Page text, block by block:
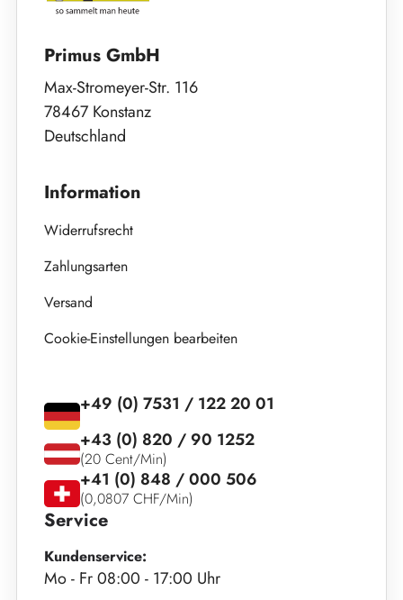
Primus GmbH
Max-Stromeyer-Str. 116
78467 Konstanz
Deutschland
Information
Widerrufsrecht
Zahlungsarten
Versand
Cookie-Einstellungen bearbeiten
Service
Kundenservice:
Mo - Fr 08:00 - 17:00 Uhr
+49 (0) 7531 / 122 20 01
+43 (0) 820 / 90 1252
(20 Cent/Min)
+41 (0) 848 / 000 506
(0,0807 CHF/Min)